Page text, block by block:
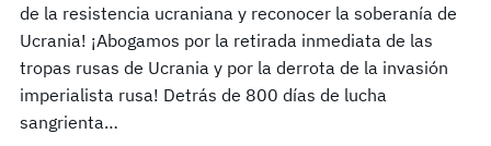
de la resistencia ucraniana y reconocer la soberanía de
Ucrania! ¡Abogamos por la retirada inmediata de las
tropas rusas de Ucrania y por la derrota de la invasión
imperialista rusa! Detrás de 800 días de lucha
sangrienta…